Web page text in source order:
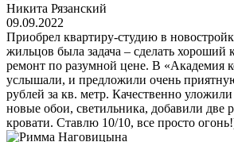
Никита Рязанский
09.09.2022
Приобрел квартиру-студию в
жильцов была задача – сделать хороший
ремонт по разумной цене. В «Академия
услышали, и предложили очень
рублей за кв. метр. Качественно
новые обои, светильника, добавили две
кровати. Ставлю 10/10, все просто